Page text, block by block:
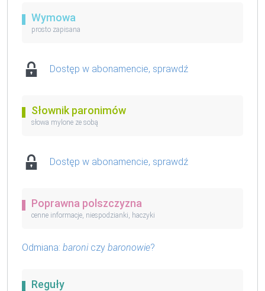
Wymowa
prosto zapisana
Dostęp w abonamencie, sprawdź
Słownik paronimów
słowa mylone ze sobą
Dostęp w abonamencie, sprawdź
Poprawna polszczyzna
cenne informacje, niespodzianki, haczyki
Odmiana: baroniczy baronowie?
Reguły